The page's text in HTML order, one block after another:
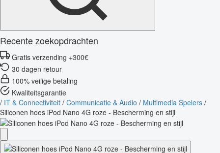
Recente zoekopdrachten
Gratis verzending +300€
30 dagen retour
100% veilige betaling
Kwaliteitsgarantie
/ IT & Connectiviteit / Communicatie & Audio / Multimedia Spelers /
Siliconen hoes iPod Nano 4G roze - Bescherming en stijl